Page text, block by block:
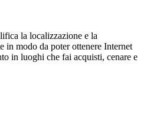
la localizzazione e la
in modo da poter ottenere Internet
in luoghi che fai acquisti, cenare e